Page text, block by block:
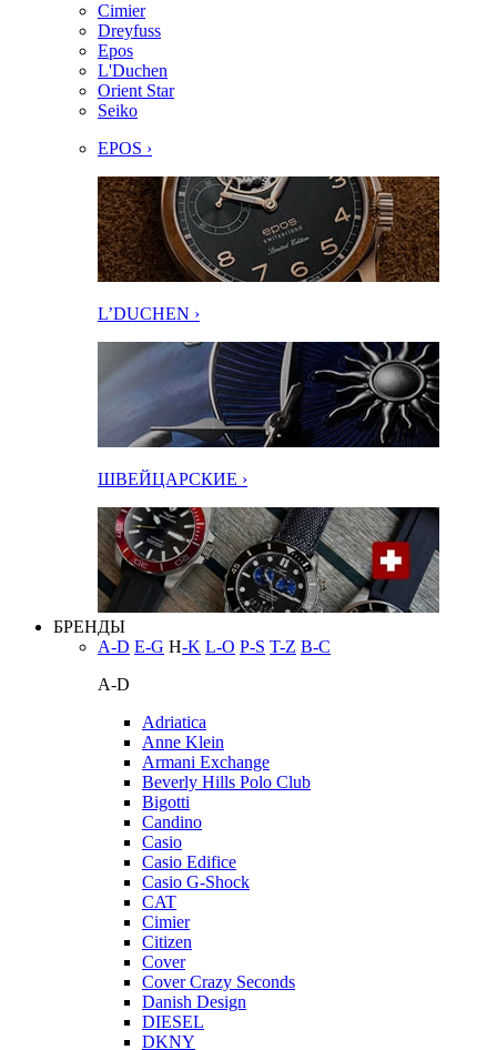
Cimier
Dreyfuss
Epos
L'Duchen
Orient Star
Seiko
EPOS ›
L’DUCHEN ›
ШВЕЙЦАРСКИЕ ›
БРЕНДЫ
A-D E-G H-K L-O P-S T-Z В-С
A-D
Adriatica
Anne Klein
Armani Exchange
Beverly Hills Polo Club
Bigotti
Candino
Casio
Casio Edifice
Casio G-Shock
CAT
Cimier
Citizen
Cover
Cover Crazy Seconds
Danish Design
DIESEL
DKNY